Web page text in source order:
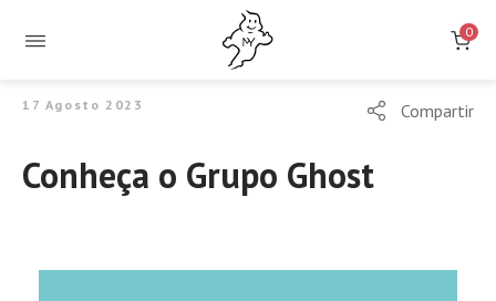
0
17 Agosto 2023 Compartir
Conheça o Grupo Ghost